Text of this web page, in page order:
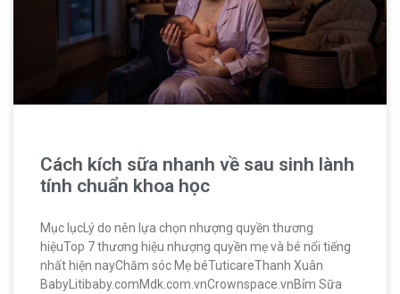
Cách kích sữa nhanh về sau sinh lành
tính chuẩn khoa học
Mục lụcLý do nên lựa chọn nhượng quyền thương
hiệuTop 7 thương hiệu nhượng quyền mẹ và bé nổi tiếng
nhất hiện nayChăm sóc Mẹ béTuticareThanh Xuân
BabyLitibaby.comMdk.com.vnCrownspace.vnBỉm Sữa